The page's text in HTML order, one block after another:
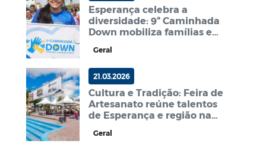
Esperança celebra a
diversidade: 9ª Caminhada
Down mobiliza famílias e
Geral
21.03.2026
Cultura e Tradição: Feira de
Artesanato reúne talentos
de Esperança e região na
Geral